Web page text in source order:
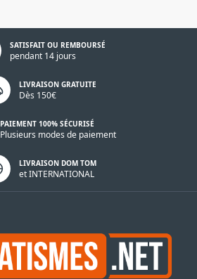
SATISFAIT OU REMBOURSÉ
pendant 14 jours
LIVRAISON GRATUITE
Dès 150€
PAIEMENT 100% SÉCURISÉ
Plusieurs modes de paiement
LIVRAISON DOM TOM
et INTERNATIONAL